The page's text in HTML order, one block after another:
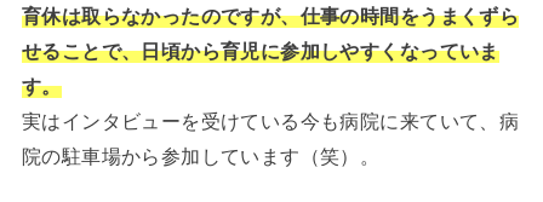
育休は取らなかったのですが、仕事の時間をうまくずら
せることで、日頃から育児に参加しやすくなっていま
す。
実はインタビューを受けている今も病院に来ていて、病
院の駐車場から参加しています（笑）。